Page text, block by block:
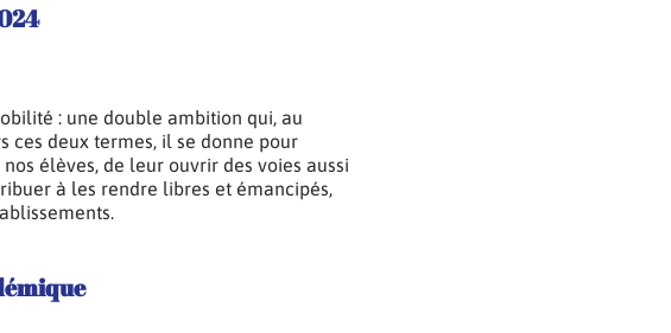
: une double ambition qui, au
ces deux termes, il se donne pour
élèves, de leur ouvrir des voies aussi
à les rendre libres et émancipés,